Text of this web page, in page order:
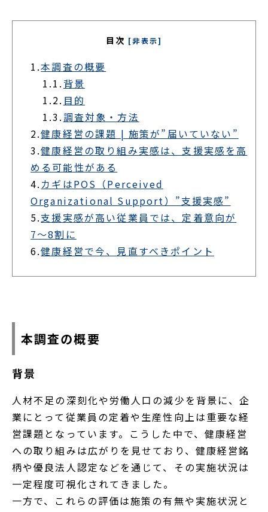
目次 [非表示]
1.本調査の概要
1.1. 背景
1.2. 目的
1.3.調査対象・方法
2.健康経営の課題 | 施策が”届いていない”
3.健康経営の取り組み実感は、支援実感を高
める可能性がある
4. カギはPOS（Perceived
Organizational Support）”支援実感”
5.支援実感が高い従業員では、定着意向が
7〜8割に
6.健康経営で今、見直すべきポイント
本調査の概要
背景
人材不足の深刻化や労働人口の減少を背景に、企
業にとって従業員の定着や生産性向上は重要な経
営課題となっています。こうした中で、健康経営
への取り組みは広がりを見せており、健康経営銘
柄や優良法人認定などを通じて、その実施状況は
一定程度可視化されてきました。
一方で、これらの評価は施策の有無や実施状況と